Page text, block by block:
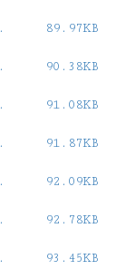
89.97KB
90.38KB
91.08KB
91.87KB
92.09KB
92.78KB
93.45KB